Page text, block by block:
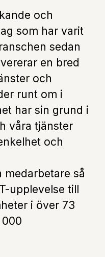
och
som har varit
sedan
en bred
och
runt om i
har sin grund i
våra tjänster
och
medarbetare så
upplevelse till
i över 73